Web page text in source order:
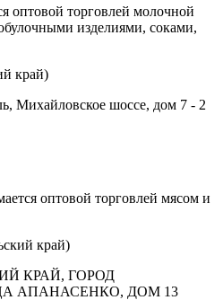
оптовой торговлей молочной
изделиями, соками,
край)
Михайловское шоссе, дом 7 - 2
оптовой торговлей мясом и
край)
КРАЙ, ГОРОД
АПАНАСЕНКО, ДОМ 13